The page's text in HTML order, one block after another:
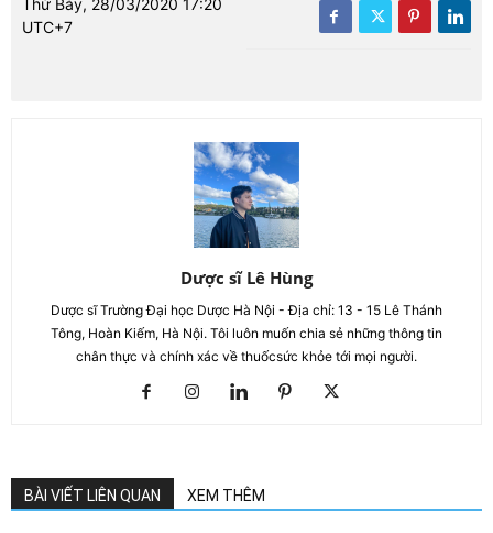
Thứ Bảy, 28/03/2020 17:20
UTC+7
Dược sĩ Lê Hùng
Dược sĩ Trường Đại học Dược Hà Nội - Địa chỉ: 13 - 15 Lê Thánh
Tông, Hoàn Kiếm, Hà Nội. Tôi luôn muốn chia sẻ những thông tin
chân thực và chính xác về thuốcsức khỏe tới mọi người.
BÀI VIẾT LIÊN QUAN XEM THÊM